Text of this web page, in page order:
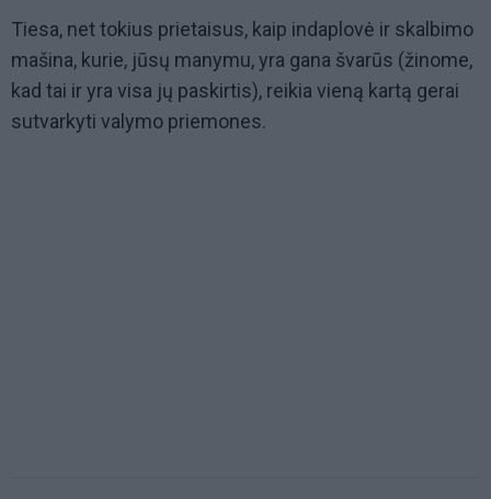
Tiesa, net tokius prietaisus, kaip indaplovė ir skalbimo
mašina, kurie, jūsų manymu, yra gana švarūs (žinome,
kad tai ir yra visa jų paskirtis), reikia vieną kartą gerai
sutvarkyti valymo priemones.